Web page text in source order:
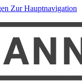
Zur Hauptnavigation